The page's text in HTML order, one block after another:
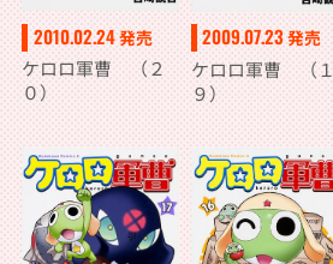
2010.02.24発売
ケロロ軍曹 （２
０）
2009.07.23発売
ケロロ軍曹 （１
９）